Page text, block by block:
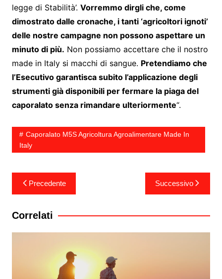
legge di Stabilità’. Vorremmo dirgli che, come
dimostrato dalle cronache, i tanti ‘agricoltori ignoti’
delle nostre campagne non possono aspettare un
minuto di più. Non possiamo accettare che il nostro
made in Italy si macchi di sangue. Pretendiamo che
l’Esecutivo garantisca subito l’applicazione degli
strumenti già disponibili per fermare la piaga del
caporalato senza rimandare ulteriormente“.
Caporalato M5S Agricoltura Agroalimentare Made In
Italy
Navigazione
articoli
Precedente Successivo
Correlati